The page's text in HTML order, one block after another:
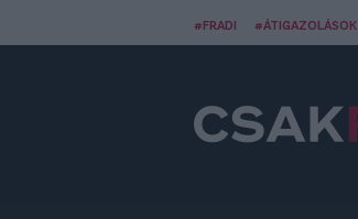
#FRADI #ÁTIGAZOLÁSOK